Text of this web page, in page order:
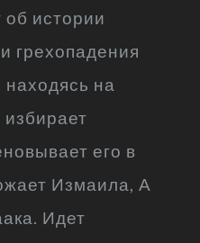
об истории
грехопадения
на
избирает
его в
Измаила, А
Идет